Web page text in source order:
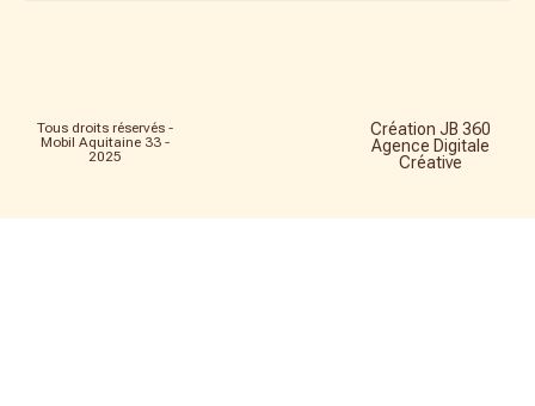
Tous droits réservés -
Mobil Aquitaine 33 -
2025
Création JB 360
Agence Digitale
Créative